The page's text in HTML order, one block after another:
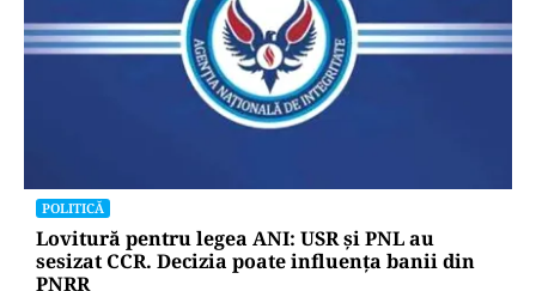
POLITICĂ
Lovitură pentru legea ANI: USR și PNL au
sesizat CCR. Decizia poate influența banii din
PNRR